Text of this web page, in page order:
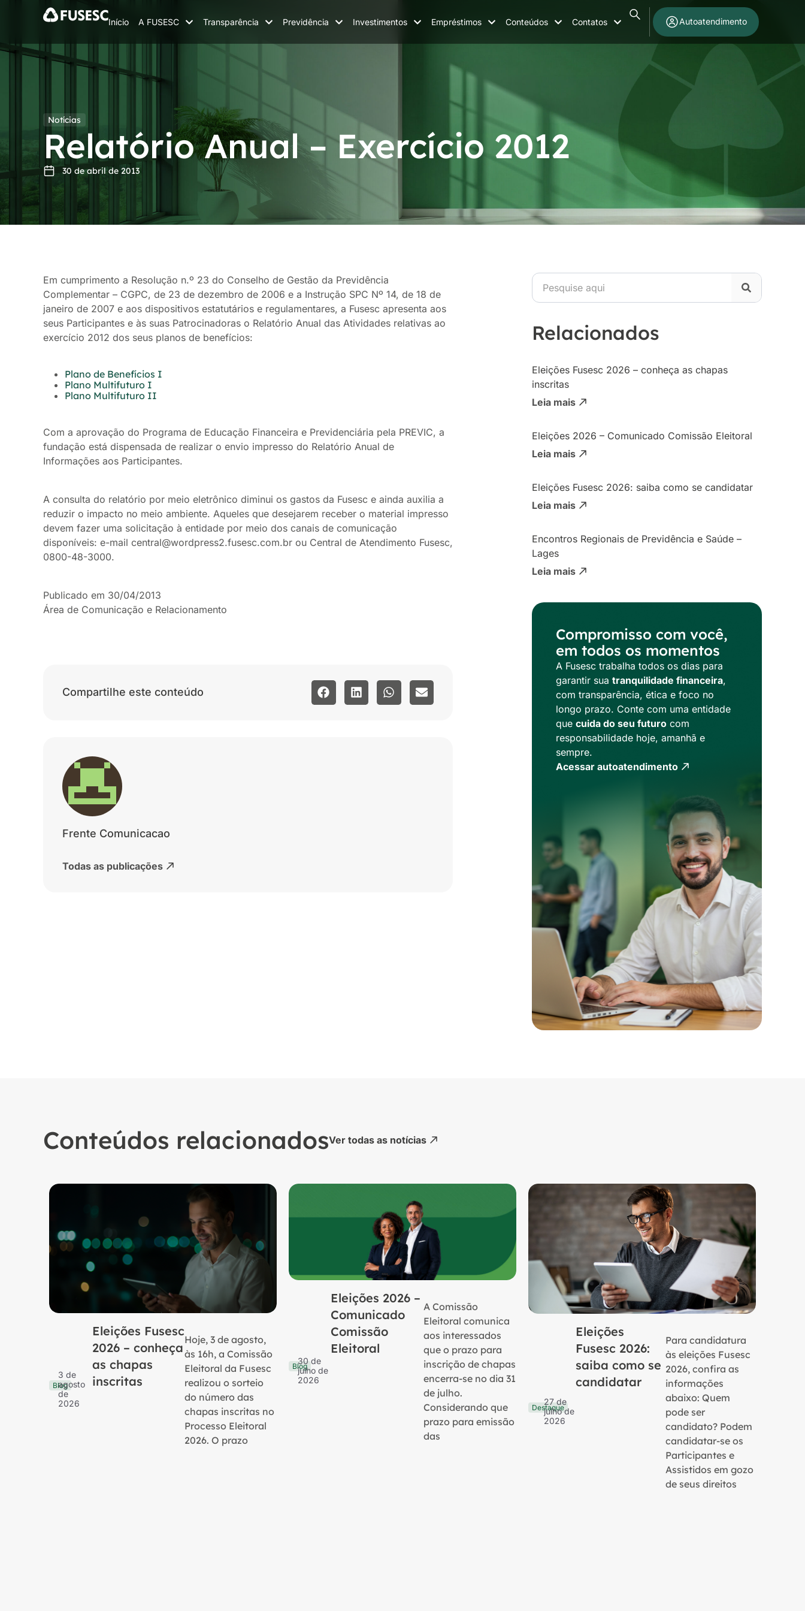
Início A FUSESC Transparência Previdência Investimentos Empréstimos Conteúdos Contatos Autoatendimento
Notícias
Relatório Anual – Exercício 2012
30 de abril de 2013
Em cumprimento a Resolução n.º 23 do Conselho de Gestão da Previdência
Complementar – CGPC, de 23 de dezembro de 2006 e a Instrução SPC Nº 14, de 18 de
janeiro de 2007 e aos dispositivos estatutários e regulamentares, a Fusesc apresenta aos
seus Participantes e às suas Patrocinadoras o Relatório Anual das Atividades relativas ao
exercício 2012 dos seus planos de benefícios:
Plano de Benefícios I
Plano Multifuturo I
Plano Multifuturo II
Com a aprovação do Programa de Educação Financeira e Previdenciária pela PREVIC, a
fundação está dispensada de realizar o envio impresso do Relatório Anual de
Informações aos Participantes.
A consulta do relatório por meio eletrônico diminui os gastos da Fusesc e ainda auxilia a
reduzir o impacto no meio ambiente. Aqueles que desejarem receber o material impresso
devem fazer uma solicitação à entidade por meio dos canais de comunicação
disponíveis: e-mail central@wordpress2.fusesc.com.br ou Central de Atendimento Fusesc,
0800-48-3000.
Publicado em 30/04/2013
Área de Comunicação e Relacionamento
Compartilhe este conteúdo
Frente Comunicacao
Todas as publicações
Relacionados
Eleições Fusesc 2026 – conheça as chapas
inscritas
Leia mais
Eleições 2026 – Comunicado Comissão Eleitoral
Leia mais
Eleições Fusesc 2026: saiba como se candidatar
Leia mais
Encontros Regionais de Previdência e Saúde –
Lages
Leia mais
Compromisso com você,
em todos os momentos
A Fusesc trabalha todos os dias para
garantir sua tranquilidade financeira,
com transparência, ética e foco no
longo prazo. Conte com uma entidade
que cuida do seu futuro com
responsabilidade hoje, amanhã e
sempre.
Acessar autoatendimento
Conteúdos relacionadosVer todas as notícias
Blog
3 de
agosto
de
2026
Eleições Fusesc
2026 – conheça
as chapas
inscritas
Hoje, 3 de agosto,
às 16h, a Comissão
Eleitoral da Fusesc
realizou o sorteio
do número das
chapas inscritas no
Processo Eleitoral
2026. O prazo
Blog
30 de
julho de
2026
Eleições 2026 –
Comunicado
Comissão
Eleitoral
A Comissão
Eleitoral comunica
aos interessados
que o prazo para
inscrição de chapas
encerra-se no dia 31
de julho.
Considerando que
prazo para emissão
das
Destaque
27 de
julho de
2026
Eleições
Fusesc 2026:
saiba como se
candidatar
Para candidatura
às eleições Fusesc
2026, confira as
informações
abaixo: Quem
pode ser
candidato? Podem
candidatar-se os
Participantes e
Assistidos em gozo
de seus direitos